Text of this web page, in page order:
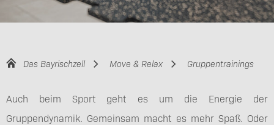
Das Bayrischzell Move & Relax Gruppentrainings
Auch beim Sport geht es um die Energie der
Gruppendynamik. Gemeinsam macht es mehr Spaß. Oder